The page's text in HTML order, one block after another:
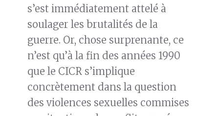
s’est immédiatement attelé à
soulager les brutalités de la
guerre. Or, chose surprenante, ce
n’est qu’à la fin des années 1990
que le CICR s’implique
concrètement dans la question
des violences sexuelles commises